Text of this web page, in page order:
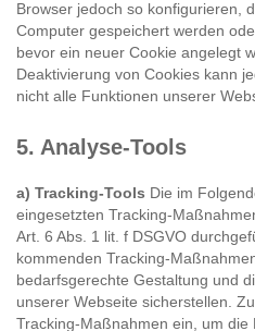
Browser jedoch so konfigurieren,
Computer gespeichert werden
bevor ein neuer Cookie angelegt
Deaktivierung von Cookies kann
nicht alle Funktionen unserer
5. Analyse-Tools
a) Tracking-Tools Die im
eingesetzten Tracking-
Art. 6 Abs. 1 lit. f DSGVO
kommenden Tracking-
bedarfsgerechte Gestaltung und
unserer Webseite sicherstellen.
Tracking-Maßnahmen ein, um die